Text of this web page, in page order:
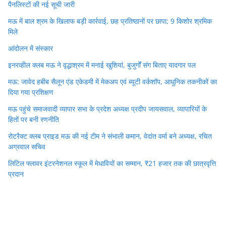
पैनलिस्टों की नई सूची जारी
मऊ में बाल श्रम के खिलाफ बड़ी कार्रवाई, छह प्रतिष्ठानों पर छापा; 9 किशोर श्रमिक
मिले
आंदोलन में संस्कार
इनरव्हील क्लब मऊ ने वृद्धाश्रम में मनाई खुशियां, बुजुर्गों संग बिताए यादगार पल
मऊ: जावेद हबीब सैलून एंड एकेडमी में मेकअप एवं ब्यूटी वर्कशॉप, आधुनिक तकनीकों का
दिया गया प्रशिक्षण
मऊ पहुंचे समाजवादी व्यापार सभा के प्रदेश अध्यक्ष प्रदीप जायसवाल, व्यापारियों के
हितों पर बनी रणनीति
रोटरैक्ट क्लब प्राइड मऊ की नई टीम ने संभाली कमान, वेदांत वर्मा बने अध्यक्ष, रचित
अग्रवाल सचिव
लिटिल फ्लावर इंटरनेशनल स्कूल में मेधावियों का सम्मान, ₹21 हजार तक की छात्रवृत्ति
प्रदान